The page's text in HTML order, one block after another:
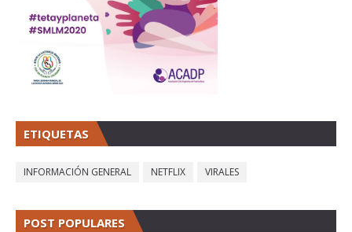
ETIQUETAS
INFORMACIÓN GENERAL NETFLIX VIRALES
POST POPULARES